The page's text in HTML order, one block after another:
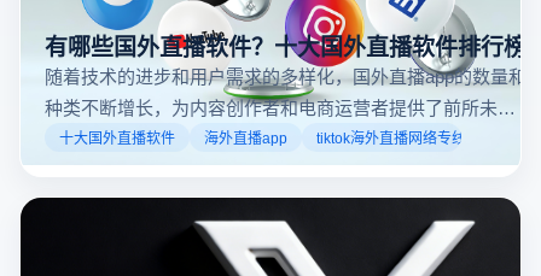
可以随时随地参与实时互动，无论是关注新闻事件、休
闲活动还是个人直播。接下来，我们将介绍具体的观看
步骤和技巧。
有哪些国外直播软件？十大国外直播软件排行榜
随着技术的进步和用户需求的多样化，国外直播app的数量和